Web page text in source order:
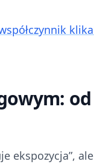
ekspozycja”,